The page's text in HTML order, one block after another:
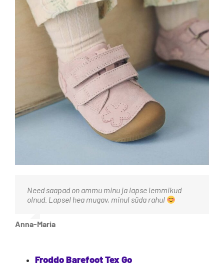
Need saapad on ammu minu ja lapse lemmikud
olnud. Lapsel hea mugav, minul süda rahul
Anna-Maria
Froddo Barefoot Tex Go